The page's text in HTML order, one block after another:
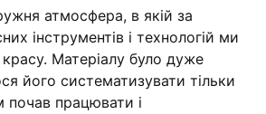
атмосфера, в якій за
інструментів і технологій ми
Матеріалу було дуже
його систематизувати тільки
почав працювати і